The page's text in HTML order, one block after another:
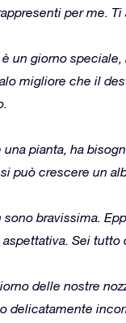
per me. Ti
un giorno
migliore che il
pianta, ha
può crescere un
sono bravissima.
aspettativa. Sei
delle nostre
delicatamente